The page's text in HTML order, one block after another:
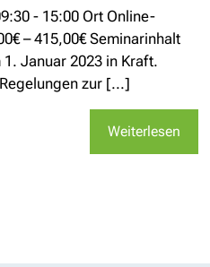
- 15:00 Ort Online-
– 415,00€ Seminarinhalt
Januar 2023 in Kraft.
zur [...]
Weiterlesen